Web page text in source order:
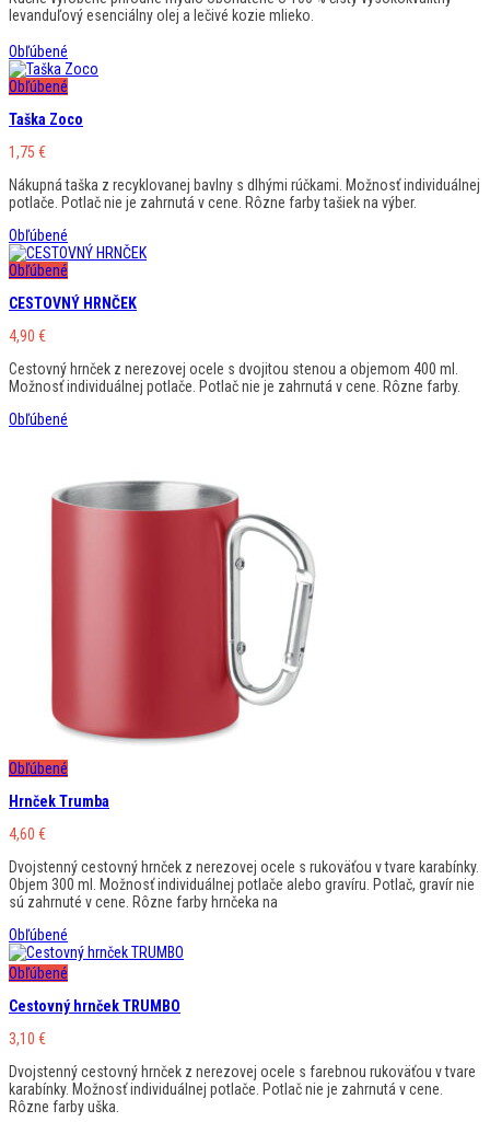
levanduľový esenciálny olej a lečivé kozie mlieko.
Obľúbené
Obľúbené
Taška Zoco
1,75 €
Nákupná taška z recyklovanej bavlny s dlhými rúčkami. Možnosť individuálnej
potlače. Potlač nie je zahrnutá v cene. Rôzne farby tašiek na výber.
Obľúbené
Obľúbené
CESTOVNÝ HRNČEK
4,90 €
Cestovný hrnček z nerezovej ocele s dvojitou stenou a objemom 400 ml.
Možnosť individuálnej potlače. Potlač nie je zahrnutá v cene. Rôzne farby.
Obľúbené
Obľúbené
Hrnček Trumba
4,60 €
Dvojstenný cestovný hrnček z nerezovej ocele s rukoväťou v tvare karabínky.
Objem 300 ml. Možnosť individuálnej potlače alebo gravíru. Potlač, gravír nie
sú zahrnuté v cene. Rôzne farby hrnčeka na
Obľúbené
Obľúbené
Cestovný hrnček TRUMBO
3,10 €
Dvojstenný cestovný hrnček z nerezovej ocele s farebnou rukoväťou v tvare
karabínky. Možnosť individuálnej potlače. Potlač nie je zahrnutá v cene.
Rôzne farby uška.